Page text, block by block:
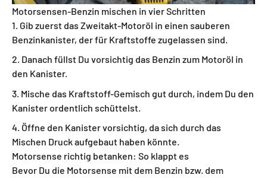
Motorsensen-Benzin mischen in vier Schritten
Gib zuerst das Zweitakt-Motoröl in einen sauberen
Benzinkanister, der für Kraftstoffe zugelassen sind.
Danach füllst Du vorsichtig das Benzin zum Motoröl in
den Kanister.
Mische das Kraftstoff-Gemisch gut durch, indem Du den
Kanister ordentlich schüttelst.
Öffne den Kanister vorsichtig, da sich durch das
Mischen Druck aufgebaut haben könnte.
Motorsense richtig betanken: So klappt es
Bevor Du die Motorsense mit dem Benzin bzw. dem